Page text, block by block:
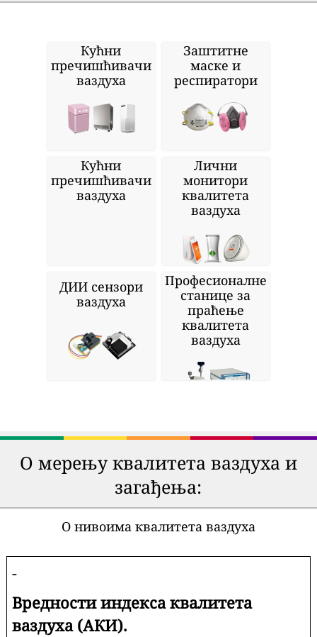
Кућни
пречишћивачи
ваздуха
Заштитне
маске и
респиратори
Кућни
пречишћивачи
ваздуха
Лични
монитори
квалитета
ваздуха
ДИИ сензори
ваздуха
Професионалне
станице за
праћење
квалитета
ваздуха
О мерењу квалитета ваздуха и
загађења:
О нивоима квалитета ваздуха
-
Вредности индекса квалитета
ваздуха (АКИ).